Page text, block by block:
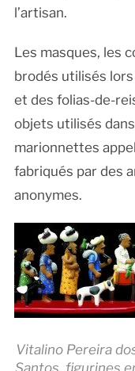
l’artisan.
Les masques, les
brodés utilisés
et des folias-de-
objets utilisés
marionnettes
fabriqués par des
anonymes.
Vitalino Pereira
Santos, figurines